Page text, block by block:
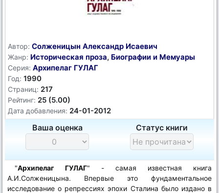
Автор: Солженицын Александр Исаевич
Жанр: Историческая проза, Биографии и Мемуары
Серия: Архипелаг ГУЛАГ
Год: 1990
Страниц: 217
Рейтинг: 25 (5.00)
Дата добавления: 24-01-2012
Ваша оценка Статус книги
"Архипелаг ГУЛАГ" - самая известная книга
А.И.Солженицына. Впервые это фундаментальное
исследование о репрессиях эпохи Сталина было издано в